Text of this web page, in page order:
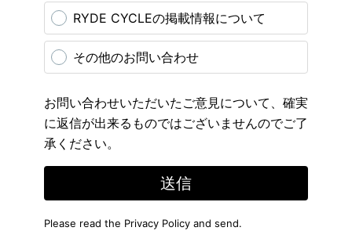
RYDE CYCLEの掲載情報について
その他のお問い合わせ
お問い合わせいただいたご意見について、確実
に返信が出来るものではございませんのでご了
承ください。
送信
Please read the Privacy Policy and send.